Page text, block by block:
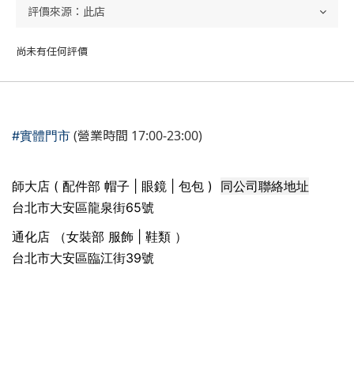
尚未有任何評價
#實體門市 (營業時間 17:00-23:00)
師大店 ( 配件部 帽子 | 眼鏡 | 包包 ) 同公司聯絡地址
台北市大安區龍泉街65號
通化店 （女裝部 服飾 | 鞋類 ）
台北市大安區臨江街39號